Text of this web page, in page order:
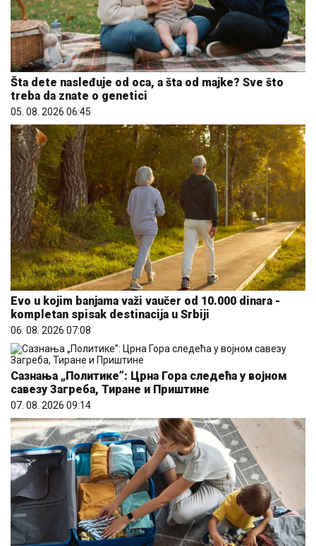
Šta dete nasleđuje od oca, a šta od majke? Sve što
treba da znate o genetici
05. 08. 2026 06:45
Evo u kojim banjama važi vaučer od 10.000 dinara -
kompletan spisak destinacija u Srbiji
06. 08. 2026 07:08
Сазнања „Политике”: Црна Гора следећа у војном
савезу Загреба, Тиране и Приштине
07. 08. 2026 09:14